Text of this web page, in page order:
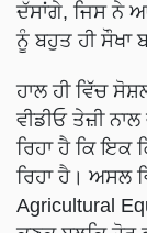
ਦੱਸਾਂਗੇ, ਜਿਸ ਨੇ
ਨੂੰ ਬਹੁਤ ਹੀ ਸੌਖਾ
ਹਾਲ ਹੀ ਵਿੱਚ
ਵੀਡੀਓ ਤੇਜ਼ੀ
ਰਿਹਾ ਹੈ ਕਿ ਇਕ
ਰਿਹਾ ਹੈ। ਅਸਲ
Agricultural